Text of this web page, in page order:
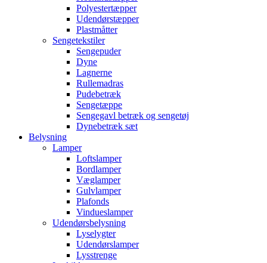
Polyestertæpper
Udendørstæpper
Plastmåtter
Sengetekstiler
Sengepuder
Dyne
Lagnerne
Rullemadras
Pudebetræk
Sengetæppe
Sengegavl betræk og sengetøj
Dynebetræk sæt
Belysning
Lamper
Loftslamper
Bordlamper
Væglamper
Gulvlamper
Plafonds
Vindueslamper
Udendørsbelysning
Lyselygter
Udendørslamper
Lysstrenge